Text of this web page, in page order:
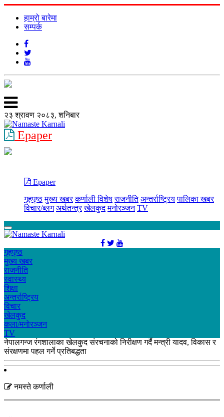
हाम्रो बारेमा
सम्पर्क
२३ श्रावण २०८३, शनिबार
Epaper
Epaper
गृहपृष्ठ मुख्य खबर कर्णाली विशेष राजनीति अन्तर्राष्ट्रिय पालिका खबर
विचार/ब्लग अर्थतन्त्र खेलकुद मनोरञ्जन TV
गृहपृष्ठ
मुख्य खबर
राजनीति
स्वास्थ्य
शिक्षा
अन्तर्राष्ट्रिय
विचार
खेलकुद
कला/मनाेरञ्जन
TV
नेपालगन्ज रंगशालाका खेलकुद संरचनाको निरीक्षण गर्दै मन्त्री यादव, विकास र
संरक्षणमा पहल गर्ने प्रतिबद्धता
नमस्ते कर्णाली